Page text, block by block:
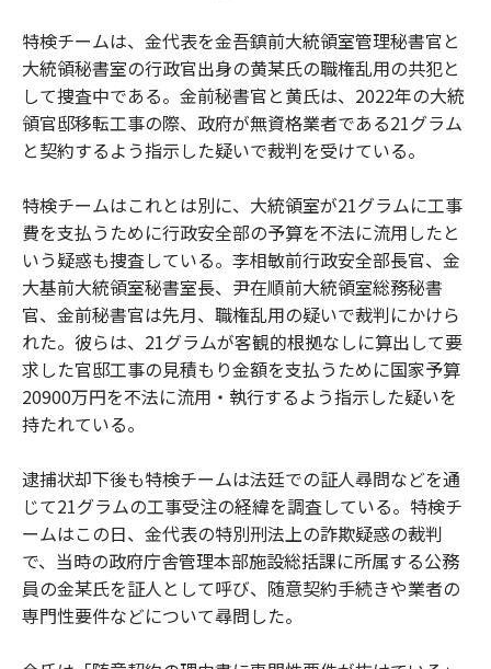
特検チームは、金代表を金吾鎮前大統領室管理秘書官と
大統領秘書室の行政官出身の黄某氏の職権乱用の共犯と
して捜査中である。金前秘書官と黄氏は、2022年の大統
領官邸移転工事の際、政府が無資格業者である21グラム
と契約するよう指示した疑いで裁判を受けている。
特検チームはこれとは別に、大統領室が21グラムに工事
費を支払うために行政安全部の予算を不法に流用したと
いう疑惑も捜査している。李相敏前行政安全部長官、金
大基前大統領室秘書室長、尹在順前大統領室総務秘書
官、金前秘書官は先月、職権乱用の疑いで裁判にかけら
れた。彼らは、21グラムが客観的根拠なしに算出して要
求した官邸工事の見積もり金額を支払うために国家予算
20900万円を不法に流用・執行するよう指示した疑いを
持たれている。
逮捕状却下後も特検チームは法廷での証人尋問などを通
じて21グラムの工事受注の経緯を調査している。特検チ
ームはこの日、金代表の特別刑法上の詐欺疑惑の裁判
で、当時の政府庁舎管理本部施設総括課に所属する公務
員の金某氏を証人として呼び、随意契約手続きや業者の
専門性要件などについて尋問した。